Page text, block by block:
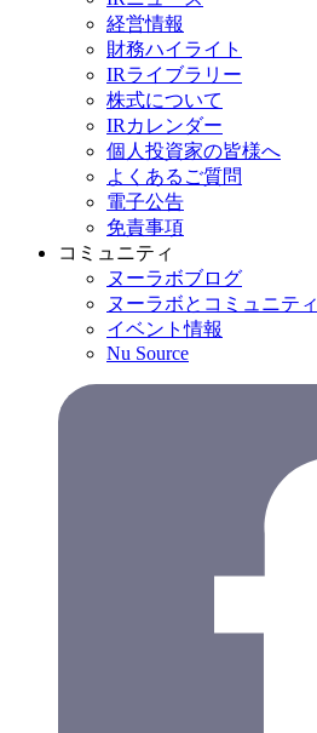
経営情報
財務ハイライト
IRライブラリー
株式について
IRカレンダー
個人投資家の皆様へ
よくあるご質問
電子公告
免責事項
コミュニティ
ヌーラボブログ
ヌーラボとコミュニティ
イベント情報
Nu Source